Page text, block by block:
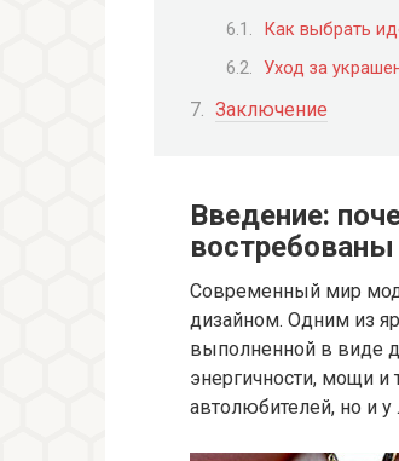
Как выбрать
Уход за
Заключение
Введение:
востребованы
Современный мир
дизайном. Одним из
выполненной в виде
энергичности, мощи и
автолюбителей, но и